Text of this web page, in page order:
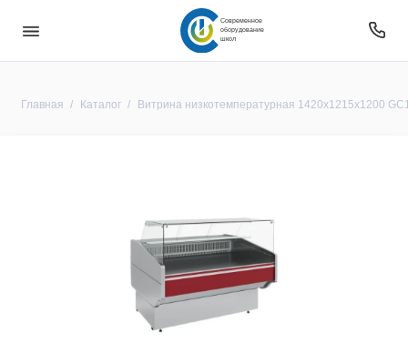
Современное
оборудование
школ
Главная Каталог Витрина низкотемпературная 1420х1215х1200